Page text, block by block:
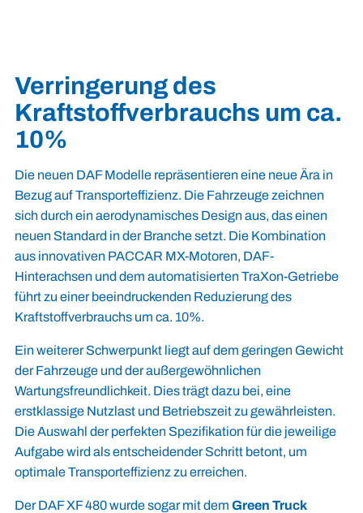
Verringerung des
Kraftstoffverbrauchs um ca.
10%
Die neuen DAF Modelle repräsentieren eine neue Ära in
Bezug auf Transporteffizienz. Die Fahrzeuge zeichnen
sich durch ein aerodynamisches Design aus, das einen
neuen Standard in der Branche setzt. Die Kombination
aus innovativen PACCAR MX-Motoren, DAF-
Hinterachsen und dem automatisierten TraXon-Getriebe
führt zu einer beeindruckenden Reduzierung des
Kraftstoffverbrauchs um ca. 10%.
Ein weiterer Schwerpunkt liegt auf dem geringen Gewicht
der Fahrzeuge und der außergewöhnlichen
Wartungsfreundlichkeit. Dies trägt dazu bei, eine
erstklassige Nutzlast und Betriebszeit zu gewährleisten.
Die Auswahl der perfekten Spezifikation für die jeweilige
Aufgabe wird als entscheidender Schritt betont, um
optimale Transporteffizienz zu erreichen.
Der DAF XF 480 wurde sogar mit dem Green Truck